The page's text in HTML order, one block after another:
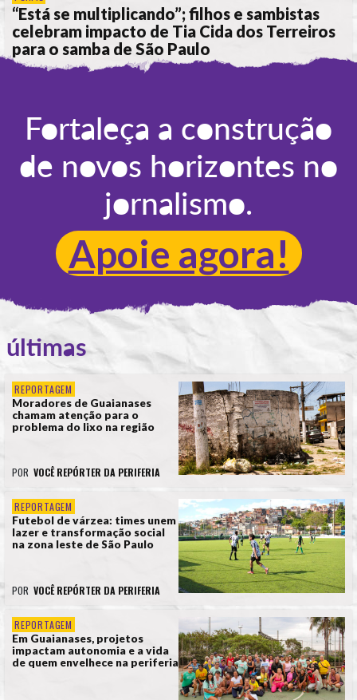
“Está se multiplicando”; filhos e sambistas
celebram impacto de Tia Cida dos Terreiros
para o samba de São Paulo
Fortaleça a construção
de novos horizontes no
jornalismo.
Apoie agora!
últimas
REPORTAGEM
Moradores de Guaianases
chamam atenção para o
problema do lixo na região
POR VOCÊ REPÓRTER DA PERIFERIA
REPORTAGEM
Futebol de várzea: times unem
lazer e transformação social
na zona leste de São Paulo
POR VOCÊ REPÓRTER DA PERIFERIA
REPORTAGEM
Em Guaianases, projetos
impactam autonomia e a vida
de quem envelhece na periferia